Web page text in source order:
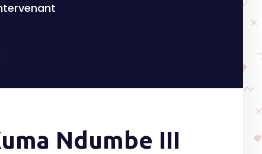
Ndumbe III